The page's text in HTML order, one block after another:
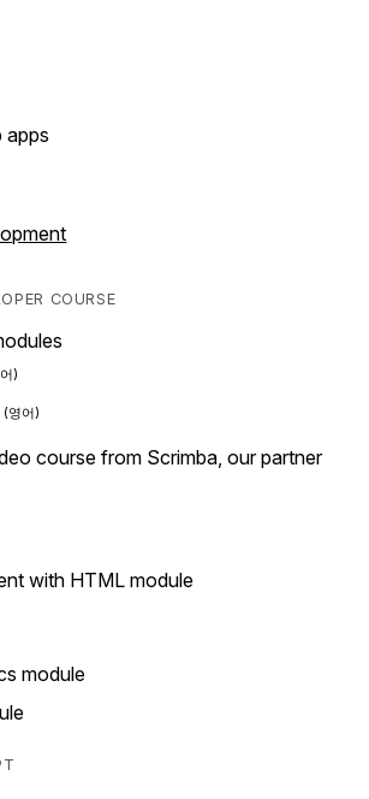
apps
COURSE
course from Scrimba, our partner
with HTML module
module